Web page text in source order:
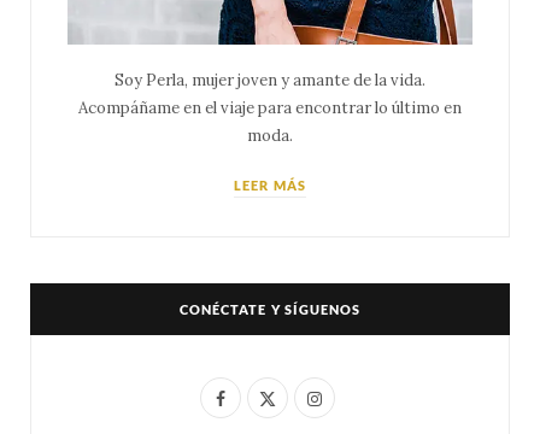
Soy Perla, mujer joven y amante de la vida.
Acompáñame en el viaje para encontrar lo último en
moda.
LEER MÁS
CONÉCTATE Y SÍGUENOS
F
X
I